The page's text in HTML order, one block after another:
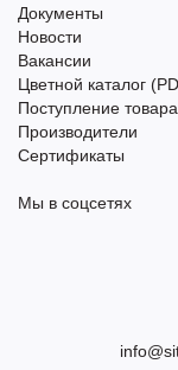
Документы
Новости
Вакансии
Цветной каталог
Поступление товара
Производители
Сертификаты
Мы в соцсетях